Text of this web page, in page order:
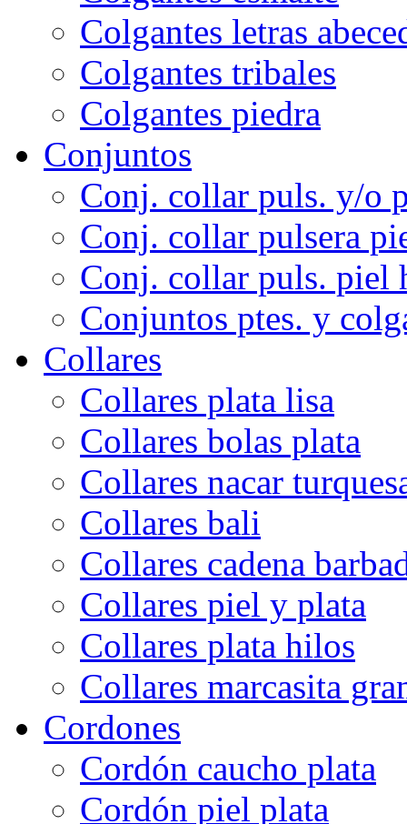
Colgantes letras
Colgantes tribales
Colgantes piedra
Conjuntos
Conj. collar puls. y/o
Conj. collar pulsera
Conj. collar puls. piel
Conjuntos ptes. y
Collares
Collares plata lisa
Collares bolas plata
Collares nacar
Collares bali
Collares cadena
Collares piel y plata
Collares plata hilos
Collares marcasita
Cordones
Cordón caucho plata
Cordón piel plata